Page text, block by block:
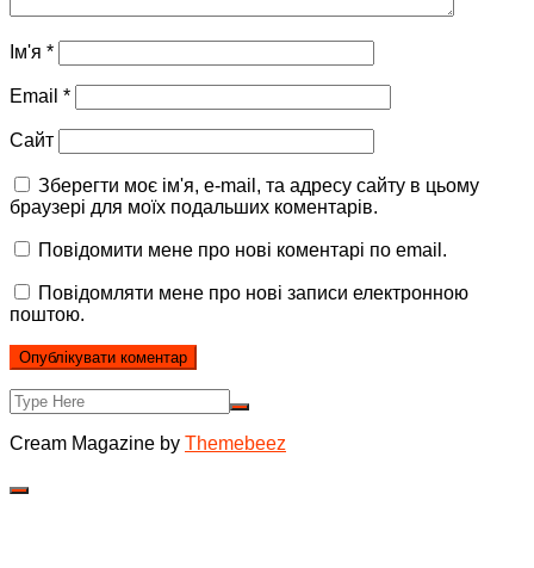
Ім'я *
Email *
Сайт
Зберегти моє ім'я, e-mail, та адресу сайту в цьому
браузері для моїх подальших коментарів.
Повідомити мене про нові коментарі по email.
Повідомляти мене про нові записи електронною
поштою.
Cream Magazine by Themebeez